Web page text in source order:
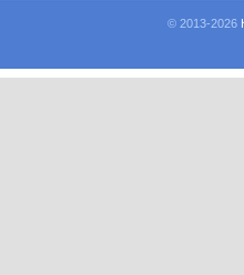
© 2013-2026